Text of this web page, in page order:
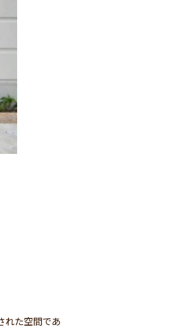
れた空間であ